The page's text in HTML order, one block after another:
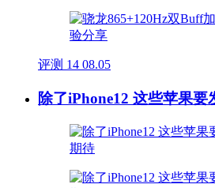
评测 14 08.05
除了iPhone12 这些苹果